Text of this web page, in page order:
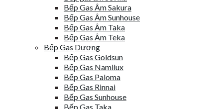
Bếp Gas Âm Sakura
Bếp Gas Âm Sunhouse
Bếp Gas Âm Taka
Bếp Gas Âm Teka
Bếp Gas Dương
Bếp Gas Goldsun
Bếp Gas Namilux
Bếp Gas Paloma
Bếp Gas Rinnai
Bếp Gas Sunhouse
Bếp Gas Taka